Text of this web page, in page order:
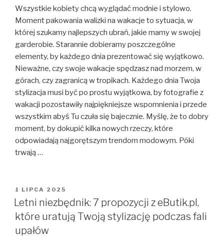
Wszystkie kobiety chcą wyglądać modnie i stylowo.
Moment pakowania walizki na wakacje to sytuacja, w
której szukamy najlepszych ubrań, jakie mamy w swojej
garderobie. Starannie dobieramy poszczególne
elementy, by każdego dnia prezentować się wyjątkowo.
Nieważne, czy swoje wakacje spędzasz nad morzem, w
górach, czy zagranicą w tropikach. Każdego dnia Twoja
stylizacja musi być po prostu wyjątkowa, by fotografie z
wakacji pozostawiły najpiękniejsze wspomnienia i przede
wszystkim abyś Tu czuła się bajecznie. Myślę, że to dobry
moment, by dokupić kilka nowych rzeczy, które
odpowiadają najgorętszym trendom modowym. Póki
trwają …
OPUBLIKOWANE
W
1 LIPCA 2025
Letni niezbędnik: 7 propozycji z eButik.pl,
które uratują Twoją stylizację podczas fali
upałów